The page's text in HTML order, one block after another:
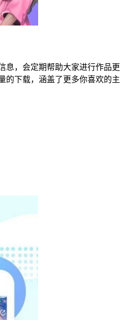
息，会定期帮助大家进行作品
下载，涵盖了更多你喜欢的